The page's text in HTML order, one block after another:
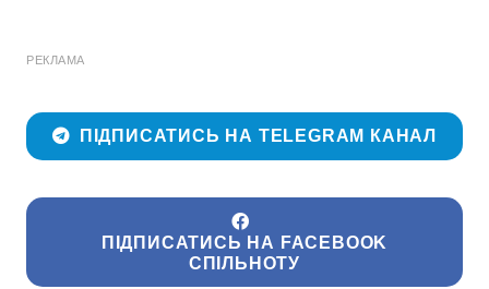
РЕКЛАМА
ПІДПИСАТИСЬ НА TELEGRAM КАНАЛ
ПІДПИСАТИСЬ НА FACEBOOK
СПІЛЬНОТУ